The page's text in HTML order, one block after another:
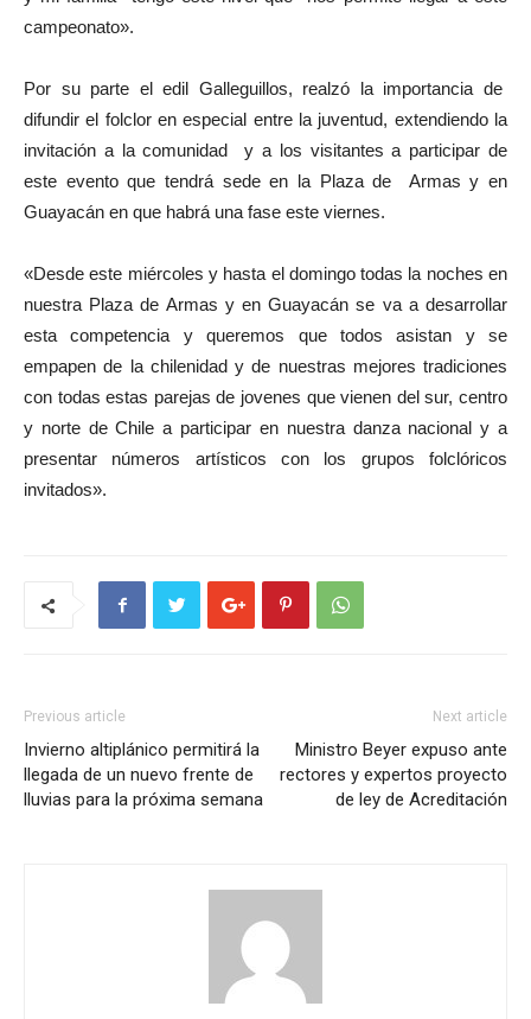
campeonato».
Por su parte el edil Galleguillos, realzó la importancia de
difundir el folclor en especial entre la juventud, extendiendo la
invitación a la comunidad y a los visitantes a participar de
este evento que tendrá sede en la Plaza de Armas y en
Guayacán en que habrá una fase este viernes.
«Desde este miércoles y hasta el domingo todas la noches en
nuestra Plaza de Armas y en Guayacán se va a desarrollar
esta competencia y queremos que todos asistan y se
empapen de la chilenidad y de nuestras mejores tradiciones
con todas estas parejas de jovenes que vienen del sur, centro
y norte de Chile a participar en nuestra danza nacional y a
presentar números artísticos con los grupos folclóricos
invitados».
Previous article
Invierno altiplánico permitirá la
llegada de un nuevo frente de
lluvias para la próxima semana
Next article
Ministro Beyer expuso ante
rectores y expertos proyecto
de ley de Acreditación